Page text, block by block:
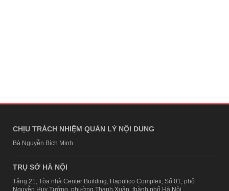
CHỊU TRÁCH NHIỆM QUẢN LÝ NỘI DUNG
Bà Nguyễn Bích Minh
TRỤ SỞ HÀ NỘI
Tầng 21, Tòa nhà Center Building, Hapulico Complex, Số 01, phố
Nguyễn Huy Tưởng, phường Thanh Xuân, thành phố Hà Nội